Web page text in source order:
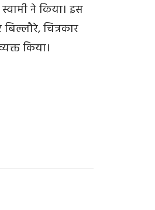
ने किया। इस
चित्रकार
किया।